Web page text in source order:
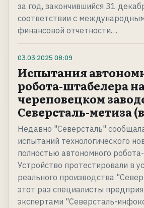
за год, закончившийся 31
соответствии с
финансовой отчетности…
03.03.2025 08:09
Испытания
робота-штабелера
череповецком
Северсталь-метиза
Недавно "Северсталь"
испытаний технологического
полностью автономного
Устройство протестировали в
реального производства
этот раз специалисты
экспертами "Северсталь-